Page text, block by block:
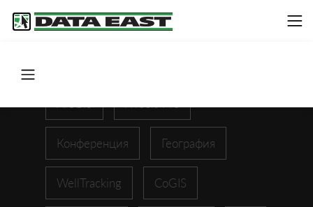
Конференция География
WellTracking CoGIS